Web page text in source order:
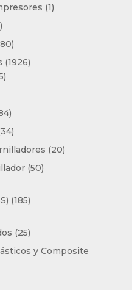
producto
11
8080
productos
19261926
25
84
productos
3434
productos2020
5050
185185
2525
productos
y Composite